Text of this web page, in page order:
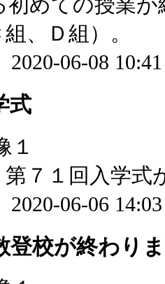
初めての授業
、Ｄ組）。
2020-06-08
式
７１回入学式
2020-06-06
登校が終わり